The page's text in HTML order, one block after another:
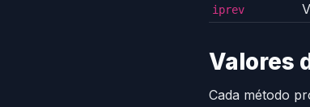
iprev
Valores
Cada método